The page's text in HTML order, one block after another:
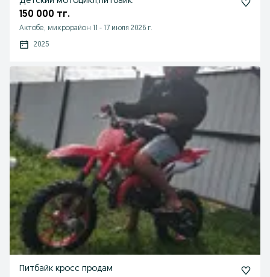
150 000 тг.
Актобе, микрорайон 11 - 17 июля 2026 г.
2025
Питбайк кросс продам